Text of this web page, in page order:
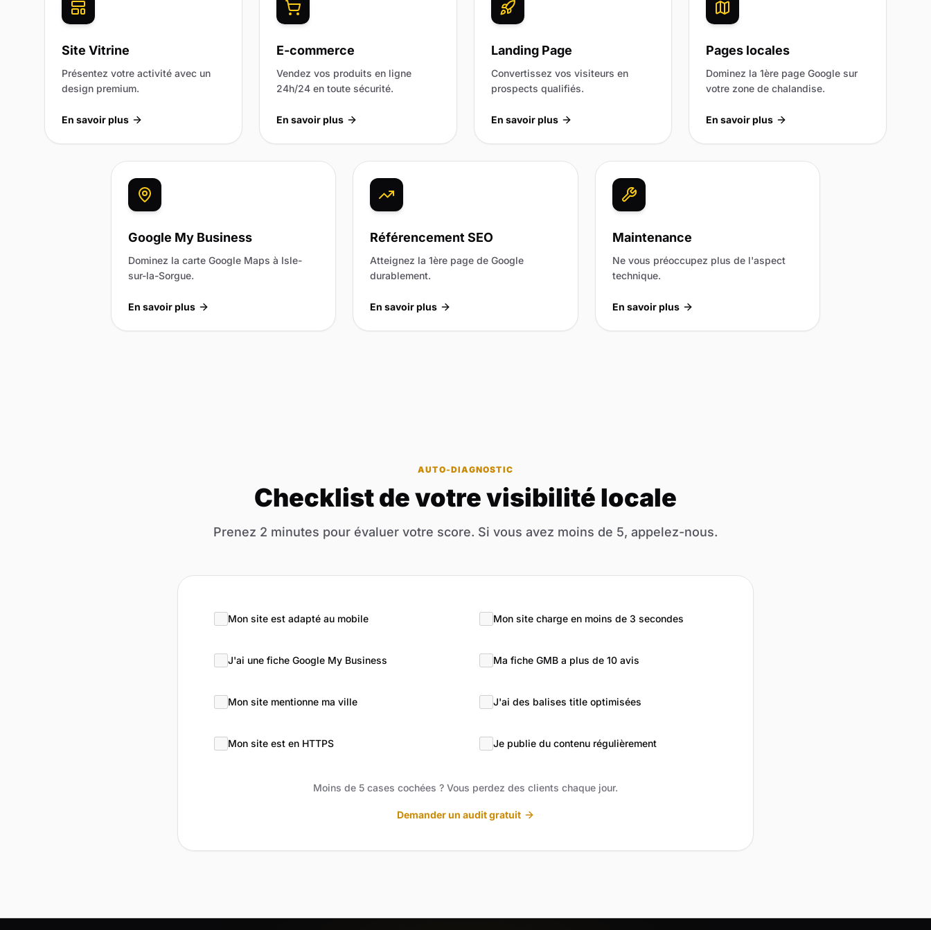
Site Vitrine
Présentez votre activité avec un
design premium.
En savoir plus
E-commerce
Vendez vos produits en ligne
24h/24 en toute sécurité.
En savoir plus
Landing Page
Convertissez vos visiteurs en
prospects qualifiés.
En savoir plus
Pages locales
Dominez la 1ère page Google sur
votre zone de chalandise.
En savoir plus
Google My Business
Dominez la carte Google Maps à Isle-
sur-la-Sorgue.
En savoir plus
Référencement SEO
Atteignez la 1ère page de Google
durablement.
En savoir plus
Maintenance
Ne vous préoccupez plus de l'aspect
technique.
En savoir plus
AUTO-DIAGNOSTIC
Checklist de votre visibilité locale
Prenez 2 minutes pour évaluer votre score. Si vous avez moins de 5, appelez-nous.
Mon site est adapté au mobile Mon site charge en moins de 3 secondes
J'ai une fiche Google My Business Ma fiche GMB a plus de 10 avis
Mon site mentionne ma ville J'ai des balises title optimisées
Mon site est en HTTPS Je publie du contenu régulièrement
Moins de 5 cases cochées ? Vous perdez des clients chaque jour.
Demander un audit gratuit